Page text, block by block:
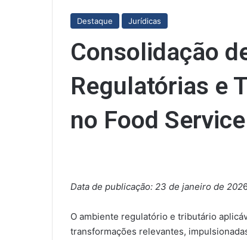
Destaque Jurídicas
Consolidação
Regulatórias e
no Food
Data de publicação: 23 de janeiro de 202
O ambiente regulatório e tributário
transformações relevantes,